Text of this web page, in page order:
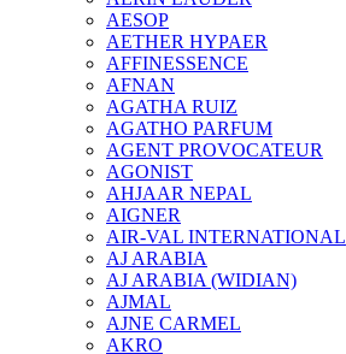
AESOP
AETHER HYPAER
AFFINESSENCE
AFNAN
AGATHA RUIZ
AGATHO PARFUM
AGENT PROVOCATEUR
AGONIST
AHJAAR NEPAL
AIGNER
AIR-VAL INTERNATIONAL
AJ ARABIA
AJ ARABIA (WIDIAN)
AJMAL
AJNE CARMEL
AKRO